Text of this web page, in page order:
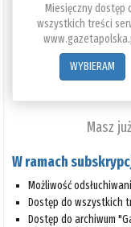
Miesięczny dostęp
wszystkich treści
WYBIERAM
Masz
W ramach
Możliwość
Dostęp do wszystkich
Dostęp do archiwum